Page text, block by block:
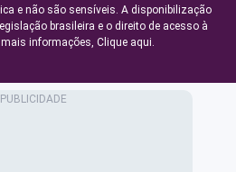
e não são sensíveis. A disponibilização
brasileira e o direito de acesso à
informações, Clique aqui.